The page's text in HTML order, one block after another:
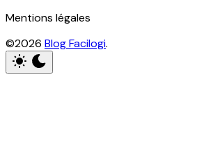
Mentions légales
©2026 Blog Facilogi.